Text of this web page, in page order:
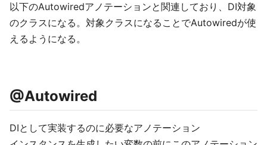
以下のAutowiredアノテーションと関連しており、DI対象
のクラスになる。対象クラスになることでAutowiredが使
えるようになる。
@Autowired
DIとして実装するのに必要なアノテーション